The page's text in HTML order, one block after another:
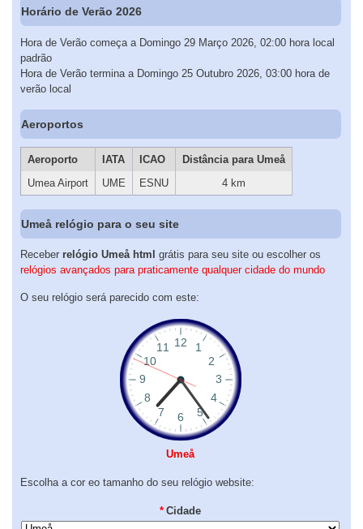
Horário de Verão 2026
Hora de Verão começa a Domingo 29 Março 2026, 02:00 hora local
padrão
Hora de Verão termina a Domingo 25 Outubro 2026, 03:00 hora de
verão local
Aeroportos
Aeroporto IATA ICAO
Distância para Umeå
Umea Airport
UME ESNU 4 km
Umeå relógio para o seu site
Receber relógio Umeå html grátis para seu site ou escolher os
relógios avançados para praticamente qualquer cidade do mundo
O seu relógio será parecido com este:
Umeå
Escolha a cor eo tamanho do seu relógio website:
* Cidade